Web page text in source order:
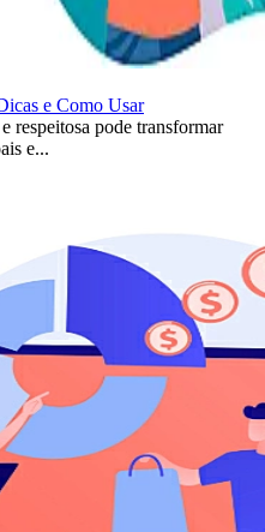
e Como Usar
respeitosa pode transformar
e...